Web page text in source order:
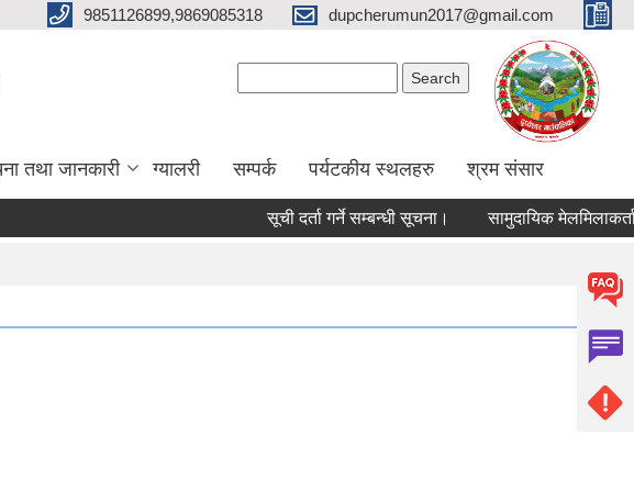
9851126899,9869085318 dupcherumun2017@gmail.com
तथा जानकारी ग्यालरी सम्पर्क पर्यटकीय स्थलहरु श्रम संसार
सूची दर्ता गर्ने सम्बन्धी सूचना। सामुदायिक मेलमिलाकर्ताको